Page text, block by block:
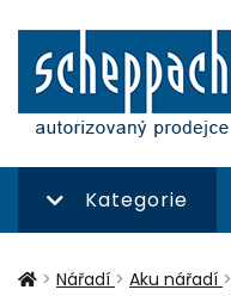
Kategorie
> Nářadí > Aku nářadí >